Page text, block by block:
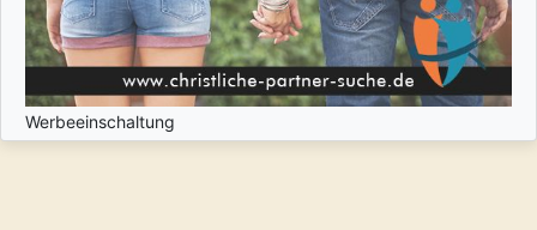
Werbeeinschaltung